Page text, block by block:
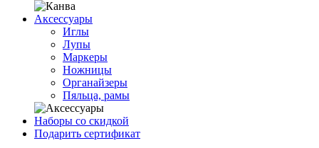
Аксессуары
Иглы
Лупы
Маркеры
Ножницы
Органайзеры
Пяльца, рамы
Наборы со скидкой
Подарить сертификат